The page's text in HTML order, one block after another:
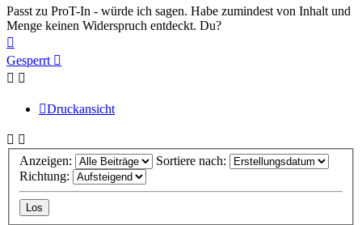
Passt zu ProT-In - würde ich sagen. Habe zumindest von Inhalt und
Menge keinen Widerspruch entdeckt. Du?
oben
Gesperrt
Druckansicht
Anzeigen:
Sortiere nach:
Richtung: